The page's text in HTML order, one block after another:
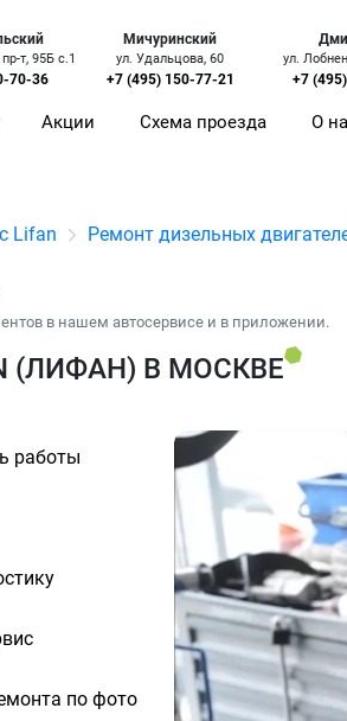
т, 95Б с.1
70-36
Мичуринский
ул. Удальцова, 60
+7 (495) 150-77-21
ул.
+7
Акции Схема проезда О
Lifan Ремонт дизельных
в нашем автосервисе и в приложении.
(ЛИФАН) В МОСКВЕ
работы
по фото